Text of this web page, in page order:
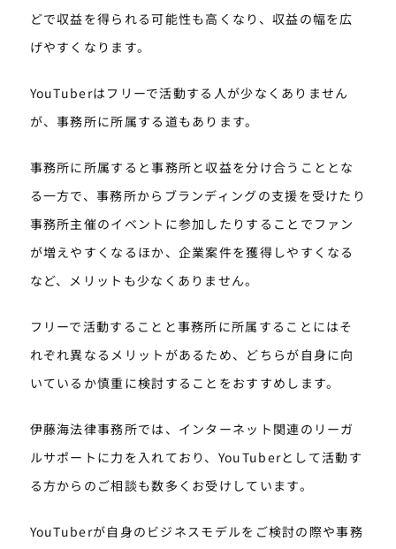
どで収益を得られる可能性も高くなり、収益の幅を広
げやすくなります。
YouTuberはフリーで活動する人が少なくありません
が、事務所に所属する道もあります。
事務所に所属すると事務所と収益を分け合うこととな
る一方で、事務所からブランディングの支援を受けたり
事務所主催のイベントに参加したりすることでファン
が増えやすくなるほか、企業案件を獲得しやすくなる
など、メリットも少なくありません。
フリーで活動することと事務所に所属することにはそ
れぞれ異なるメリットがあるため、どちらが自身に向
いているか慎重に検討することをおすすめします。
伊藤海法律事務所では、インターネット関連のリーガ
ルサポートに力を入れており、YouTuberとして活動す
る方からのご相談も数多くお受けしています。
YouTuberが自身のビジネスモデルをご検討の際や事務